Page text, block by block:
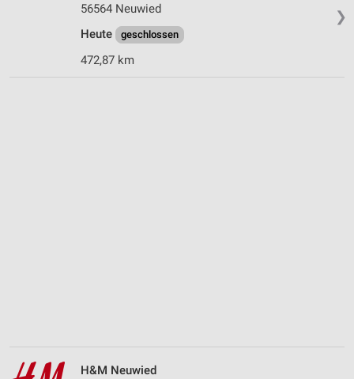
❯
56564 Neuwied
Heute
geschlossen
472,87 km
H&M Neuwied